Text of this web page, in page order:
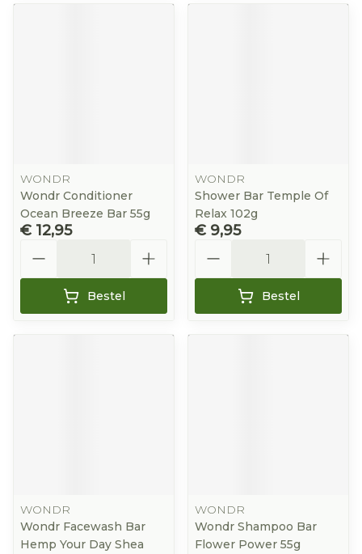
WONDR
Wondr Conditioner
Ocean Breeze Bar 55g
€ 12,95
Bestel
WONDR
Shower Bar Temple Of
Relax 102g
€ 9,95
Bestel
WONDR
Wondr Facewash Bar
Hemp Your Day Shea
WONDR
Wondr Shampoo Bar
Flower Power 55g